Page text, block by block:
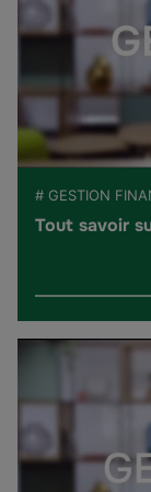
# GESTION
Tout savoir